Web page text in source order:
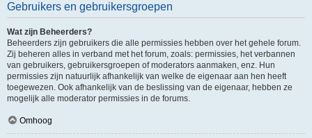
Gebruikers en gebruikersgroepen
Wat zijn Beheerders?
Beheerders zijn gebruikers die alle permissies hebben over het gehele forum.
Zij beheren alles in verband met het forum, zoals: permissies, het verbannen
van gebruikers, gebruikersgroepen of moderators aanmaken, enz. Hun
permissies zijn natuurlijk afhankelijk van welke de eigenaar aan hen heeft
toegewezen. Ook afhankelijk van de beslissing van de eigenaar, hebben ze
mogelijk alle moderator permissies in de forums.
Omhoog